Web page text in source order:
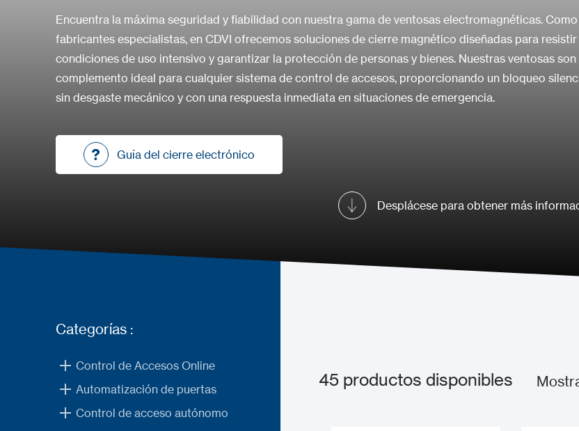
Encuentra la máxima seguridad y fiabilidad con nuestra gama de ventosas electromagnéticas. Como
fabricantes especialistas, en CDVI ofrecemos soluciones de cierre magnético diseñadas para resistir
condiciones de uso intensivo y garantizar la protección de personas y bienes. Nuestras ventosas son
complemento ideal para cualquier sistema de control de accesos, proporcionando un bloqueo
sin desgaste mecánico y con una respuesta inmediata en situaciones de emergencia.
Guía del cierre electrónico
Desplácese para obtener más
Categorías :
Control de Accesos Online
Automatización de puertas
Control de acceso autónomo
45 productos disponibles